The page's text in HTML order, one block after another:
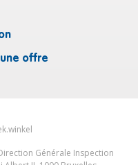
offre
Générale Inspection